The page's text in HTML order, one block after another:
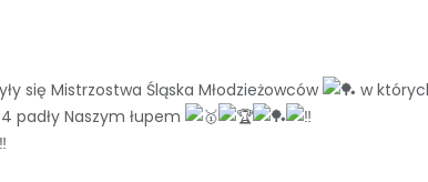
się Mistrzostwa Śląska Młodzieżowców
w
padły Naszym łupem